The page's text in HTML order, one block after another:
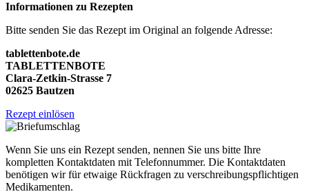
Informationen zu Rezepten
Bitte senden Sie das Rezept im Original an folgende Adresse:
tablettenbote.de
TABLETTENBOTE
Clara-Zetkin-Strasse 7
02625 Bautzen
Rezept einlösen
Wenn Sie uns ein Rezept senden, nennen Sie uns bitte Ihre
kompletten Kontaktdaten mit Telefonnummer. Die Kontaktdaten
benötigen wir für etwaige Rückfragen zu verschreibungspflichtigen
Medikamenten.